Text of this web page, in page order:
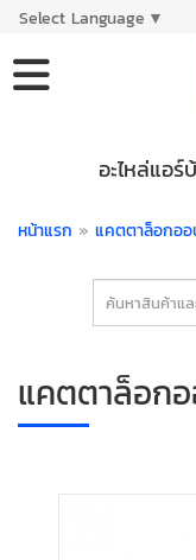
Select Language ▼
อะไหล่แอ
หน้าแรก » แคตตาล็อกออ
แคตตาล็อก